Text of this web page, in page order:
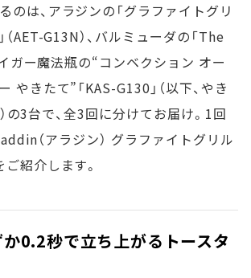
のは、アラジンの「グラファイトグリ
AET-G13N）、バルミューダの「The
ガー魔法瓶の“コンベクション オー
やきたて”「KAS-G130」（以下、やき
の3台で、全3回に分けてお届け。1回
（アラジン） グラファイトグリル
ご紹介します。
0.2秒で立ち上がるトースタ